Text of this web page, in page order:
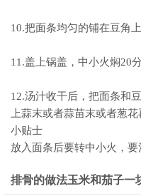
10.把面条均匀的铺在豆角上
11.盖上锅盖，中小火焖20
12.汤汁收干后，把面条和
上蒜末或者蒜苗末或者葱花
小贴士
放入面条后要转中小火，要
排骨的做法玉米和茄子一